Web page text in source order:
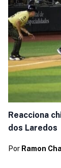
Reacciona
dos Laredos
Por Ramon